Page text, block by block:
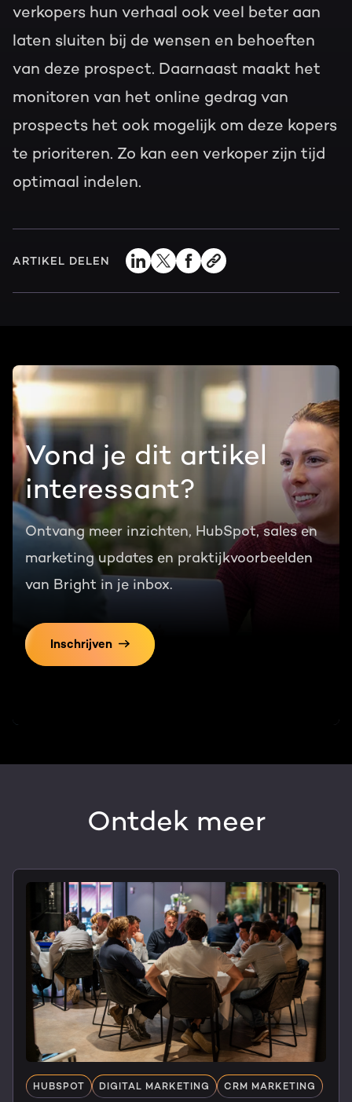
verkopers hun verhaal ook veel beter aan
laten sluiten bij de wensen en behoeften
van deze prospect. Daarnaast maakt het
monitoren van het online gedrag van
prospects het ook mogelijk om deze kopers
te prioriteren. Zo kan een verkoper zijn tijd
optimaal indelen.
ARTIKEL DELEN
Vond je dit artikel
interessant?
Ontvang meer inzichten, HubSpot, sales en
marketing updates en praktijkvoorbeelden
van Bright in je inbox.
Inschrijven
Ontdek meer
HUBSPOT DIGITAL MARKETING CRM MARKETING